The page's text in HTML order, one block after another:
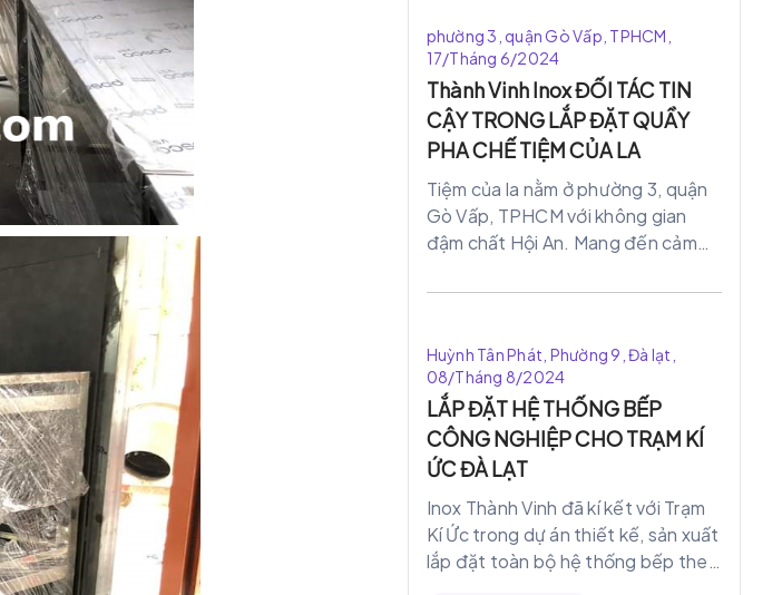
giúp cho món ăn nhanh chín, đồng
thời giữ nguyên được hương vị và
giúp khách hàng tiết kiệm nguyên
liệu hơn.
phường 3, quận Gò Vấp, TPHCM,
17/Tháng 6/2024
Thành Vinh Inox ĐỐI TÁC TIN
CẬY TRONG LẮP ĐẶT QUẦY
PHA CHẾ TIỆM CỦA LA
Tiệm của la nằm ở phường 3, quận
Gò Vấp, TPHCM với không gian
đậm chất Hội An. Mang đến cảm
nhẹ nhàng với không gian tầng 3.
viên , góc ngã 6 giao lộ ồn ào náo
nhiệt bên ngoài. Ta tìm thấy sự
bình yên nơi Sài Gòn ồn ào náo
nhiệt với không gian ngoài trời mát
mẻ. Giúp bạn quên đi sự bộn bề
trong cuộc sống hằng ngày.
Huỳnh Tân Phát, Phường 9, Đà lạt,
08/Tháng 8/2024
LẮP ĐẶT HỆ THỐNG BẾP
CÔNG NGHIỆP CHO TRẠM KÍ
ỨC ĐÀ LẠT
Inox Thành Vinh đã kí kết với Trạm
Kí Ức trong dự án thiết kế, sản xuất
lắp đặt toàn bộ hệ thống bếp theo